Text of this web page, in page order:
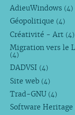
AdieuWindows (4)
Géopolitique (4)
Créativité - Art (4)
Migration vers le
(4)
DADVSI (4)
Site web (4)
Trad-GNU (4)
Software Heritage